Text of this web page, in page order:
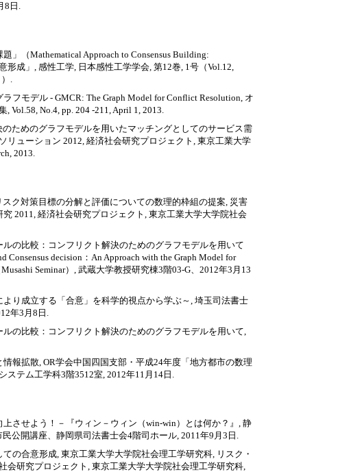
8日.
」（Mathematical Approach to Consensus Building:
形成」, 感性工学, 日本感性工学学会, 第12巻, 1号（Vol.12,
.
フモデル - GMCR: The Graph Model for Conflict Resolution, オ
Vol.58, No.4, pp. 204 -211, April 1, 2013.
のためのグラフモデルを用いたマッチングとしてのサービス需
リューション 2012, 経済社会研究プロジェクト, 東京工業大学
2013.
ク対策目標の分解と評価についての数理的枠組の提案, 災害
2011, 経済社会研究プロジェクト, 東京工業大学大学院社会
の比較：コンフリクト解決のためのグラフモデルを用いて
Consensus decision：An Approach with the Graph Model for
Seminar）, 武蔵大学教授研究棟3階03-G、2012年3月13
り成立する「合意」を科学的視点から学ぶ～, 埼玉司法書士
年3月8日.
の比較：コンフリクト解決のためのグラフモデルを用いて,
報拡散, OR学会中国四国支部・平成24年度「地方都市の数理
ステム工学科3階3512室, 2012年11月14日.
させよう！－『ウィン－ウィン（win-win）とは何か？』, 静
公開講座、静岡県司法書士会4階司ホール, 2011年9月3日.
の合意形成, 東京工業大学大学院社会理工学研究科, リスク・
会研究プロジェクト, 東京工業大学大学院社会理工学研究科,